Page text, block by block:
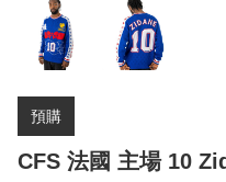
預購
CFS 法國 主場 10